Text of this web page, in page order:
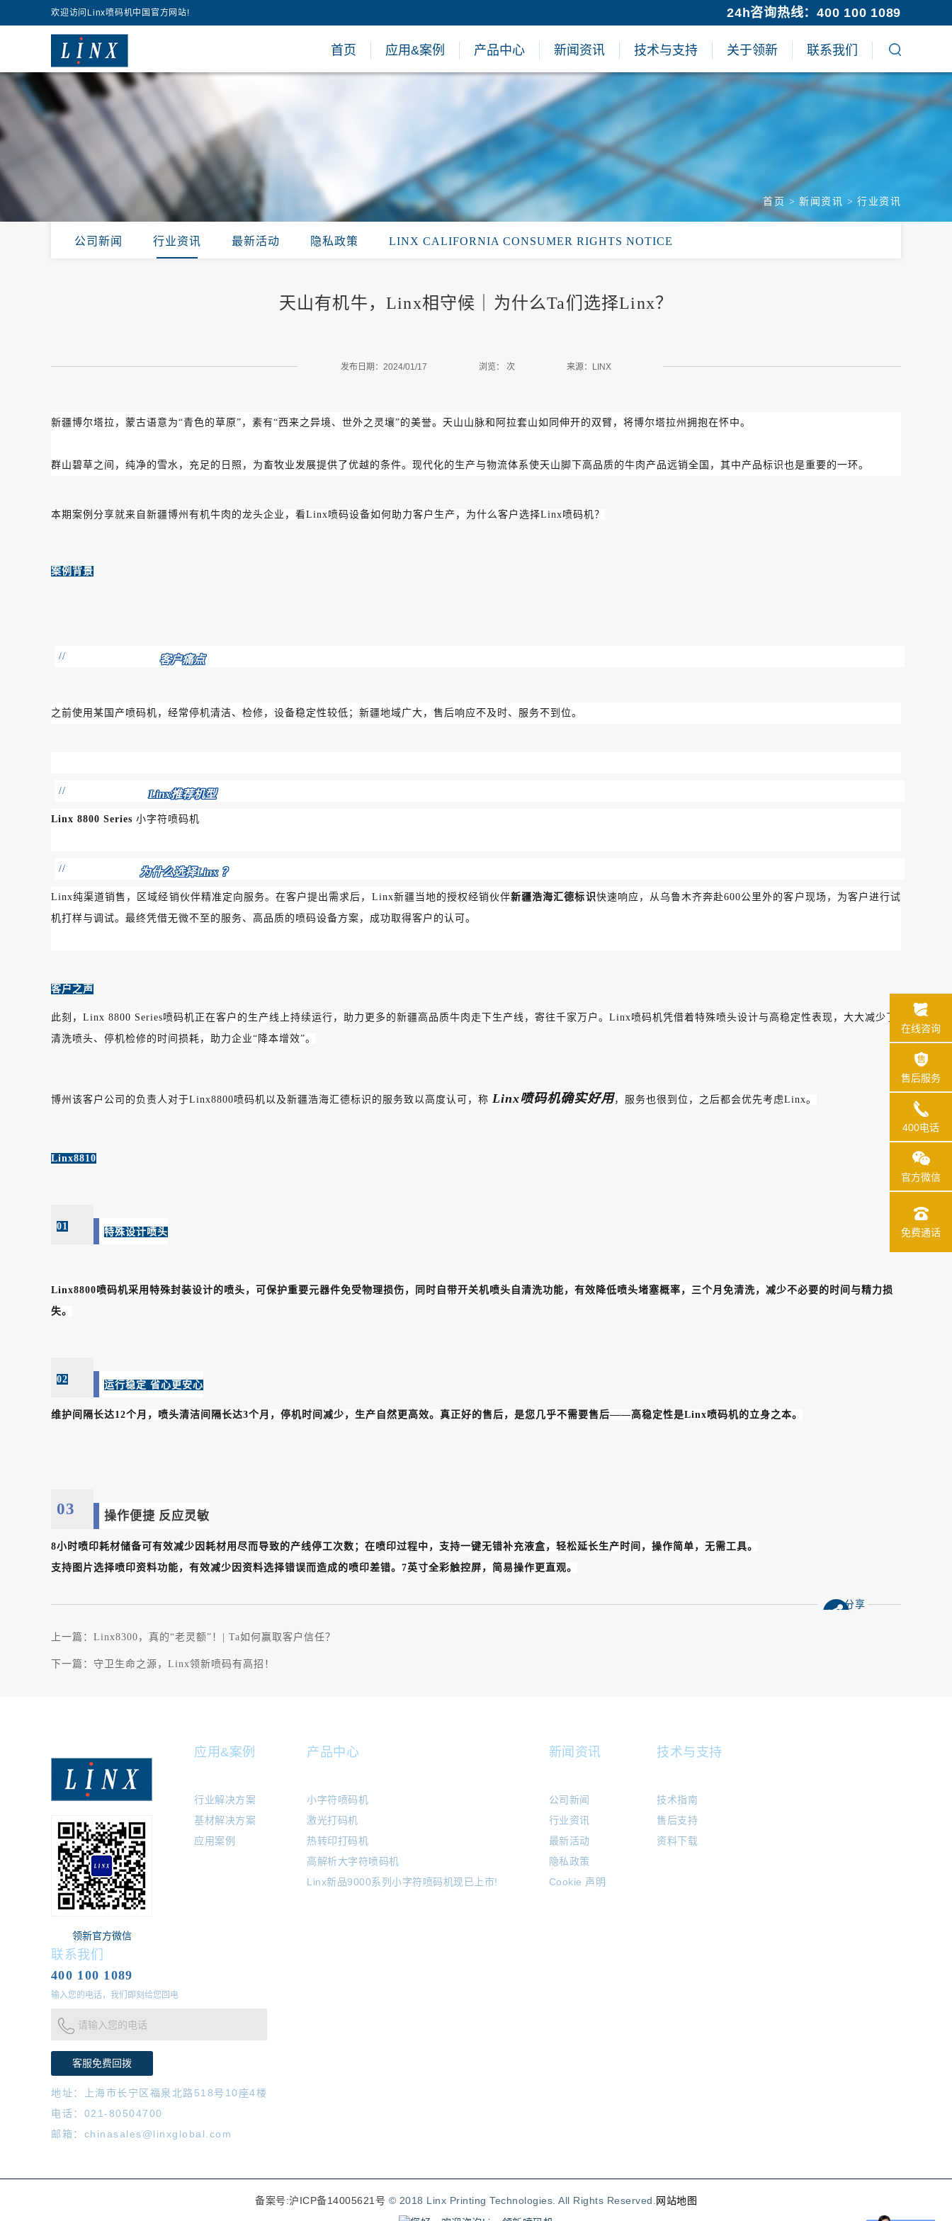
欢迎访问Linx喷码机中国官方网站! 24h咨询热线：400 100 1089
首页 应用&案例 产品中心 新闻资讯 技术与支持 关于领新 联系我们
首页 > 新闻资讯 > 行业资讯
公司新闻 行业资讯 最新活动 隐私政策 LINX CALIFORNIA CONSUMER RIGHTS NOTICE
天山有机牛，Linx相守候｜为什么Ta们选择Linx？
发布日期：2024/01/17 浏览： 次 来源：LINX
新疆博尔塔拉，蒙古语意为“青色的草原”，素有“西来之异境、世外之灵壤”的美誉。天山山脉和阿拉套山如同伸开的双臂，将博尔塔拉州拥抱在怀中。
群山碧草之间，纯净的雪水，充足的日照，为畜牧业发展提供了优越的条件。现代化的生产与物流体系使天山脚下高品质的牛肉产品远销全国，其中产品标识也是重要的一环。
本期案例分享就来自新疆博州有机牛肉的龙头企业，看Linx喷码设备如何助力客户生产，为什么客户选择Linx喷码机？
案例背景
// 客户痛点
之前使用某国产喷码机，经常停机清洁、检修，设备稳定性较低；新疆地域广大，售后响应不及时、服务不到位。
// Linx推荐机型
Linx 8800 Series 小字符喷码机
// 为什么选择Linx ？
Linx纯渠道销售，区域经销伙伴精准定向服务。在客户提出需求后，Linx新疆当地的授权经销伙伴新疆浩海汇德标识快速响应，从乌鲁木齐奔赴600公里外的客户现场，为客户进行试
机打样与调试。最终凭借无微不至的服务、高品质的喷码设备方案，成功取得客户的认可。
客户之声
此刻，Linx 8800 Series喷码机正在客户的生产线上持续运行，助力更多的新疆高品质牛肉走下生产线，寄往千家万户。Linx喷码机凭借着特殊喷头设计与高稳定性表现，大大减少了
清洗喷头、停机检修的时间损耗，助力企业“降本增效”。
博州该客户公司的负责人对于Linx8800喷码机以及新疆浩海汇德标识的服务致以高度认可，称 Linx喷码机确实好用，服务也很到位，之后都会优先考虑Linx。
Linx8810
01
特殊设计喷头
Linx8800喷码机采用特殊封装设计的喷头，可保护重要元器件免受物理损伤，同时自带开关机喷头自清洗功能，有效降低喷头堵塞概率，三个月免清洗，减少不必要的时间与精力损
失。
02
运行稳定 省心更安心
维护间隔长达12个月，喷头清洁间隔长达3个月，停机时间减少，生产自然更高效。真正好的售后，是您几乎不需要售后——高稳定性是Linx喷码机的立身之本。
03 操作便捷 反应灵敏
8小时喷印耗材储备可有效减少因耗材用尽而导致的产线停工次数；在喷印过程中，支持一键无错补充液盒，轻松延长生产时间，操作简单，无需工具。
支持图片选择喷印资料功能，有效减少因资料选择错误而造成的喷印差错。7英寸全彩触控屏，简易操作更直观。
上一篇： Linx8300，真的“老灵额”！| Ta如何赢取客户信任？
下一篇： 守卫生命之源，Linx领新喷码有高招！
分享
领新官方微信
应用&案例
行业解决方案
基材解决方案
应用案例
产品中心
小字符喷码机
激光打码机
热转印打码机
高解析大字符喷码机
Linx新品9000系列小字符喷码机现已上市!
新闻资讯
公司新闻
行业资讯
最新活动
隐私政策
Cookie 声明
技术与支持
技术指南
售后支持
资料下载
联系我们
400 100 1089
输入您的电话，我们即刻给您回电
请输入您的电话
地址：上海市长宁区福泉北路518号10座4楼
电话：021-80504700
邮箱：chinasales@linxglobal.com
备案号:沪ICP备14005621号 © 2018 Linx Printing Technologies. All Rights Reserved. 网站地图
在线咨询
售后服务
400电话
官方微信
免费通话